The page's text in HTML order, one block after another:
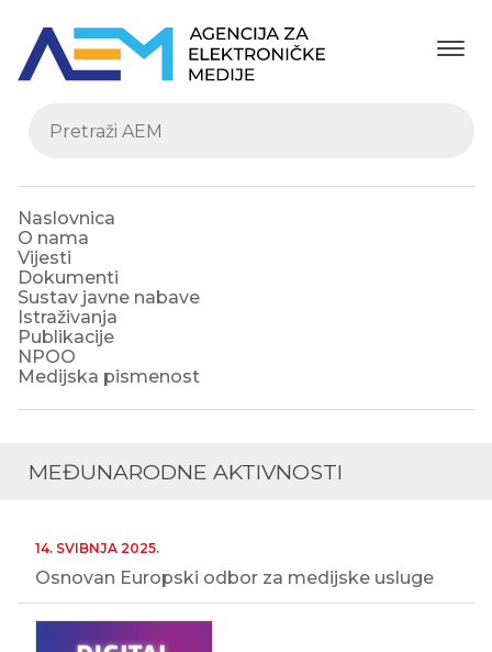
Naslovnica
O nama
Vijesti
Dokumenti
Sustav javne nabave
Istraživanja
Publikacije
NPOO
Medijska pismenost
MEĐUNARODNE AKTIVNOSTI
14. SVIBNJA 2025.
Osnovan Europski odbor za medijske usluge